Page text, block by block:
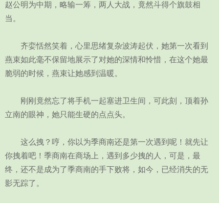
赵公明为中期，略输一筹，两人大战，竟然斗得个旗鼓相
当。
齐娈恬然笑着，心里思绪复杂波涛起伏，她第一次看到
燕束如此毫不保留地展示了对她的深情和怜惜，在这个她最
脆弱的时候，燕束让她感到温暖。
刚刚竟然忘了将手机一起塞进卫生间，可此刻，顶着孙
立南的眼神，她只能生硬的点点头。
这么拽？哼，你以为季商南还是第一次遇到呢！就先让
你拽着吧！季商南在商场上，遇到多少拽的人，可是，最
终，还不是成为了季商南的手下败将，如今，已经消失的无
影无踪了。